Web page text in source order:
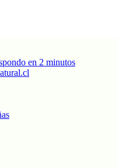
en 2 minutos